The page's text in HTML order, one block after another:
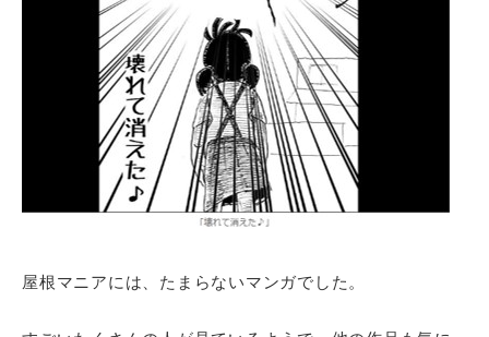
屋根マニアには、たまらないマンガでした。